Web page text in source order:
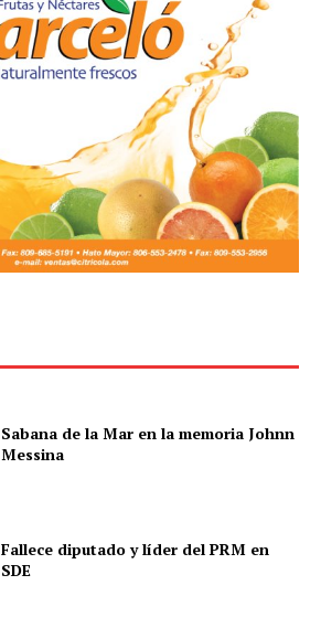
Sabana de la Mar en la memoria Johnn
Messina
Fallece diputado y líder del PRM en
SDE